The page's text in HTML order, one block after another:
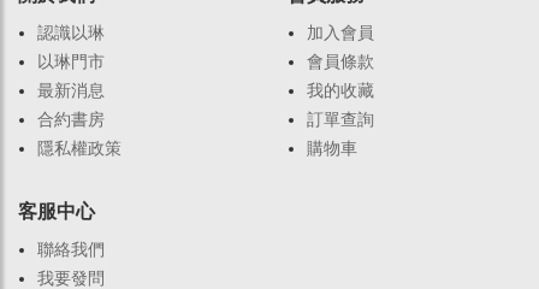
認識以琳
以琳門市
最新消息
合約書房
隱私權政策
加入會員
會員條款
我的收藏
訂單查詢
購物車
客服中心
聯絡我們
我要發問